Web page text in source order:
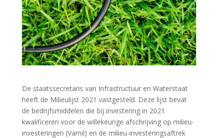
De staatssecretaris van Infrastructuur en Waterstaat
heeft de Milieulijst 2021 vastgesteld. Deze lijst bevat
de bedrijfsmiddelen die bij investering in 2021
kwalificeren voor de willekeurige afschrijving op milieu-
investeringen (Vamil) en de milieu-investeringsaftrek